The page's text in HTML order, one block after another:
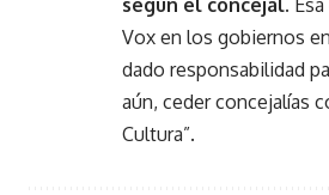
Vox en los gobiernos
dado responsabilidad
aún, ceder concejalías
Cultura”.